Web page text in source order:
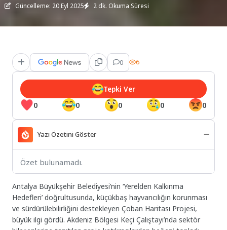
Güncelleme: 20 Eyl 2025
2 dk. Okuma Süresi
0 6
0 0 0 0 0
Tepki Ver
Yazı Özetini Göster
Özet bulunamadı.
Antalya Büyükşehir Belediyesi’nin ‘Yerelden Kalkınma
Hedefleri’ doğrultusunda, küçükbaş hayvancılığın korunması
ve sürdürülebilirliğini destekleyen Çoban Haritası Projesi,
büyük ilgi gördü. Akdeniz Bölgesi Keçi Çalıştayı’nda sektör